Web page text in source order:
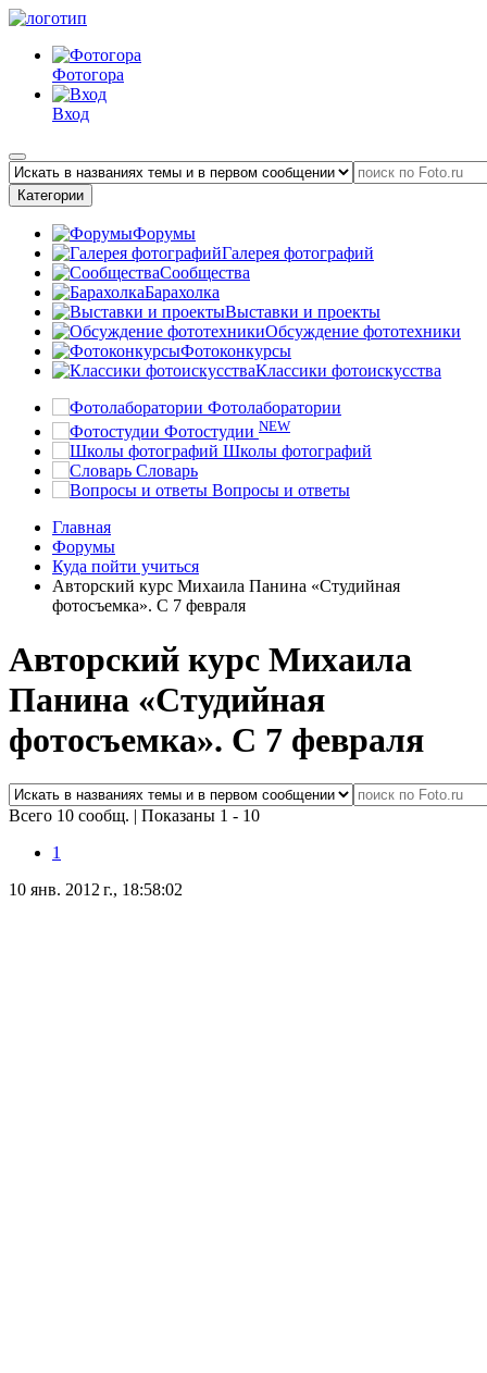
Фотогора
Вход
Категории
Форумы
Галерея фотографий
Сообщества
Барахолка
Выставки и проекты
Обсуждение фототехники
Фотоконкурсы
Классики фотоискусства
Фотолаборатории
Фотостудии NEW
Школы фотографий
Словарь
Вопросы и ответы
Главная
Форумы
Куда пойти учиться
Авторский курс Михаила Панина «Студийная
фотосъемка». С 7 февраля
Авторский курс Михаила
Панина «Студийная
фотосъемка». С 7 февраля
Всего 10 сообщ. | Показаны 1 - 10
1
10 янв. 2012 г., 18:58:02